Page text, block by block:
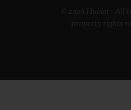
© 2026 Hublot - All
property rights